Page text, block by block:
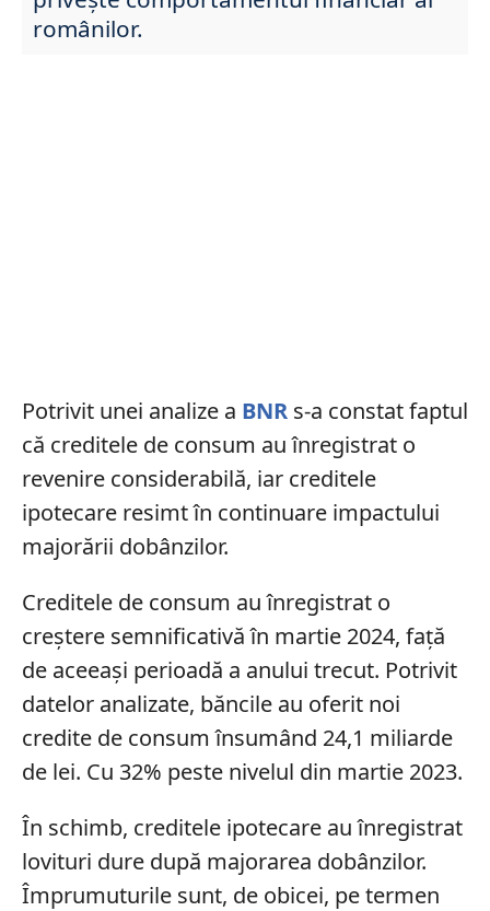
românilor.
Potrivit unei analize a BNRs-a constat faptul
că creditele de consum au înregistrat o
revenire considerabilă, iar creditele
ipotecare resimt în continuare impactului
majorării dobânzilor.
Creditele de consum au înregistrat o
creștere semnificativă în martie 2024, față
de aceeași perioadă a anului trecut. Potrivit
datelor analizate, băncile au oferit noi
credite de consum însumând 24,1 miliarde
de lei. Cu 32% peste nivelul din martie 2023.
În schimb, creditele ipotecare au înregistrat
lovituri dure după majorarea dobânzilor.
Împrumuturile sunt, de obicei, pe termen